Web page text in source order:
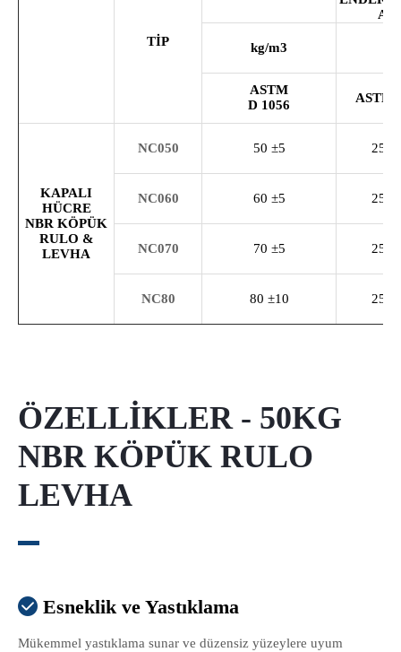
TİP
AN
kg/m3
ASTM
D 1056 ASTM
KAPALI
HÜCRE
NBR KÖPÜK
RULO &
LEVHA
NC050 50 ±5 25/
NC060 60 ±5 25/
NC070 70 ±5 25/
NC80 80 ±10 25/
ÖZELLİKLER - 50KG
NBR KÖPÜK RULO
LEVHA
 Esneklik ve Yastıklama
Mükemmel yastıklama sunar ve düzensiz yüzeylere uyum